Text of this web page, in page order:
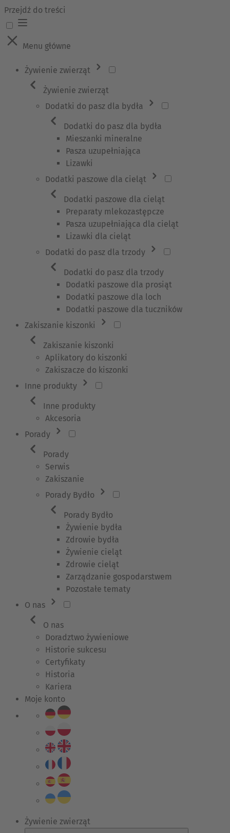
Przejdź do treści
Menu główne
Żywienie zwierząt
Żywienie zwierząt
Dodatki do pasz dla bydła
Dodatki do pasz dla bydła
Mieszanki mineralne
Pasza uzupełniająca
Lizawki
Dodatki paszowe dla cieląt
Dodatki paszowe dla cieląt
Preparaty mlekozastępcze
Pasza uzupełniająca dla cieląt
Lizawki dla cieląt
Dodatki do pasz dla trzody
Dodatki do pasz dla trzody
Dodatki paszowe dla prosiąt
Dodatki paszowe dla loch
Dodatki paszowe dla tuczników
Zakiszanie kiszonki
Zakiszanie kiszonki
Aplikatory do kiszonki
Zakiszacze do kiszonki
Inne produkty
Inne produkty
Akcesoria
Porady
Porady
Serwis
Zakiszanie
Porady Bydło
Porady Bydło
Żywienie bydła
Zdrowie bydła
Żywienie cieląt
Zdrowie cieląt
Zarządzanie gospodarstwem
Pozostałe tematy
O nas
O nas
Doradztwo żywieniowe
Historie sukcesu
Certyfikaty
Historia
Kariera
Moje konto
Żywienie zwierząt